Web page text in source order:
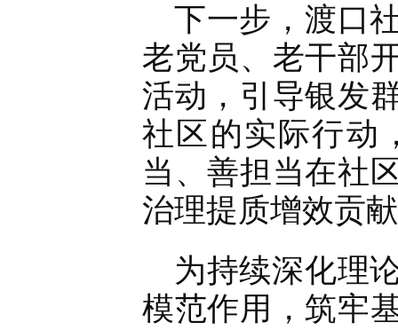
下一步，渡口
老党员、老干部
活动，引导银发
社区的实际行动
当、善担当在社
治理提质增效贡
为持续深化理
模范作用，筑牢